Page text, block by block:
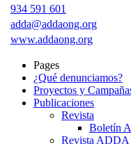
934 591 601
adda@addaong.org
www.addaong.org
Pages
¿Qué denunciamos?
Proyectos y
Publicaciones
Revista
Boletín
Revista ADDA